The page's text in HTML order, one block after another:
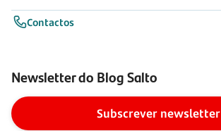
Contactos
Newsletter do Blog Salto
Subscrever newsletter